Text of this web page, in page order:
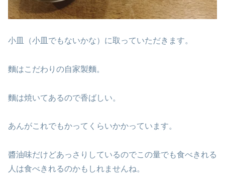
小皿（小皿でもないかな）に取っていただきます。
麵はこだわりの自家製麵。
麵は焼いてあるので香ばしい。
あんがこれでもかってくらいかかっています。
醬油味だけどあっさりしているのでこの量でも食べきれる
人は食べきれるのかもしれませんね。